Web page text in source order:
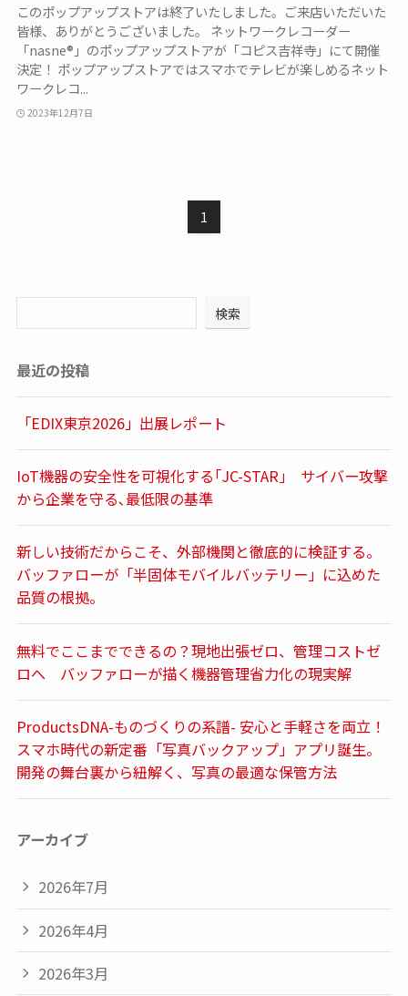
このポップアップストアは終了いたしました。ご来店いただいた
皆様、ありがとうございました。 ネットワークレコーダー
「nasne®」のポップアップストアが「コピス吉祥寺」にて開催
決定！ ポップアップストアではスマホでテレビが楽しめるネット
ワークレコ...
2023年12月7日
1
検索
最近の投稿
「EDIX東京2026」出展レポート
IoT機器の安全性を可視化する｢JC-STAR｣ サイバー攻撃
から企業を守る､最低限の基準
新しい技術だからこそ、外部機関と徹底的に検証する。
バッファローが「半固体モバイルバッテリー」に込めた
品質の根拠。
無料でここまでできるの？現地出張ゼロ、管理コストゼ
ロへ バッファローが描く機器管理省力化の現実解
ProductsDNA-ものづくりの系譜- 安心と手軽さを両立！
スマホ時代の新定番「写真バックアップ」アプリ誕生。
開発の舞台裏から紐解く、写真の最適な保管方法
アーカイブ
2026年7月
2026年4月
2026年3月